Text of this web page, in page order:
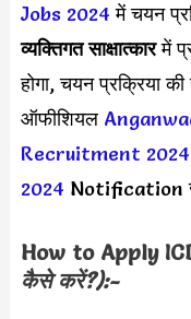
Jobs 2024 में चयन
व्यक्तिगत साक्षात्कारमें
होगा, चयन प्रक्रिया
ऑफीशियल
Recruitment 2024
2024 Notification
How to Apply
कैसे करें?):-